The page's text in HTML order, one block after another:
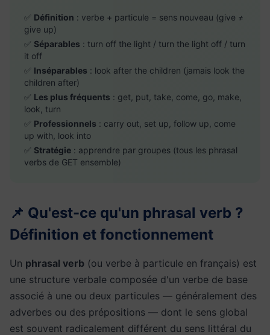
✅ Définition : verbe + particule = sens nouveau (give ≠
give up)
✅ Séparables : turn off the light / turn the light off / turn
it off
✅ Inséparables : look after the children (jamais look the
children after)
✅ Les plus fréquents : get, put, take, come, go, make,
look, turn
✅ Professionnels : carry out, set up, follow up, come
up with, look into
✅ Stratégie : apprendre par groupes (tous les phrasal
verbs de GET ensemble)
📌 Qu'est-ce qu'un phrasal verb ?
Définition et fonctionnement
Un phrasal verb (ou verbe à particule en français) est
une structure verbale composée d'un verbe de base
associé à une ou deux particules — généralement des
adverbes ou des prépositions — dont le sens global
est souvent radicalement différent du sens littéral du